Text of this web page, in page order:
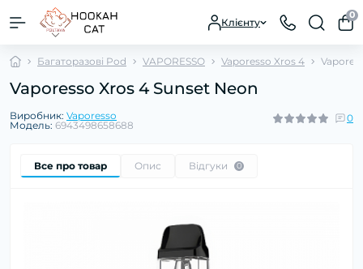
Клієнту
0
Багаторазові Pod VAPORESSO Vaporesso Xros 4
Vaporesso Xros 4 Sunset Neon
Виробник: Vaporesso
Модель: 6943498658688
0
Все про товар Опис Відгуки 0